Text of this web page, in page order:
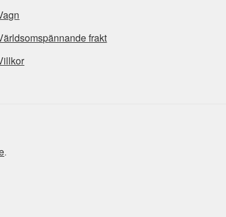
frakt
.